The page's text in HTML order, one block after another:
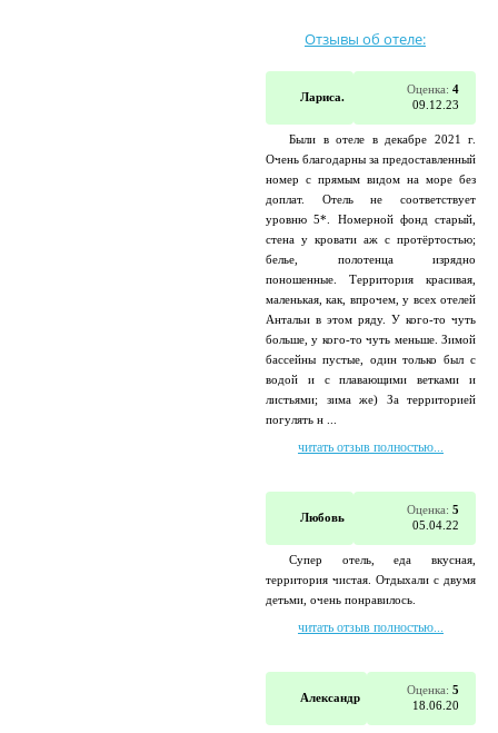
Отзывы об отеле:
Лариса.
Оценка: 4
09.12.23
Были в отеле в декабре 2021 г.
Очень благодарны за предоставленный
номер с прямым видом на море без
доплат. Отель не соответствует
уровню 5*. Номерной фонд старый,
стена у кровати аж с протёртостью;
белье, полотенца изрядно
поношенные. Территория красивая,
маленькая, как, впрочем, у всех отелей
Антальи в этом ряду. У кого-то чуть
больше, у кого-то чуть меньше. Зимой
бассейны пустые, один только был с
водой и с плавающими ветками и
листьями; зима же) За территорией
погулять н ...
читать отзыв полностью...
Любовь
Оценка: 5
05.04.22
Супер отель, еда вкусная,
территория чистая. Отдыхали с двумя
детьми, очень понравилось.
читать отзыв полностью...
Александр
Оценка: 5
18.06.20